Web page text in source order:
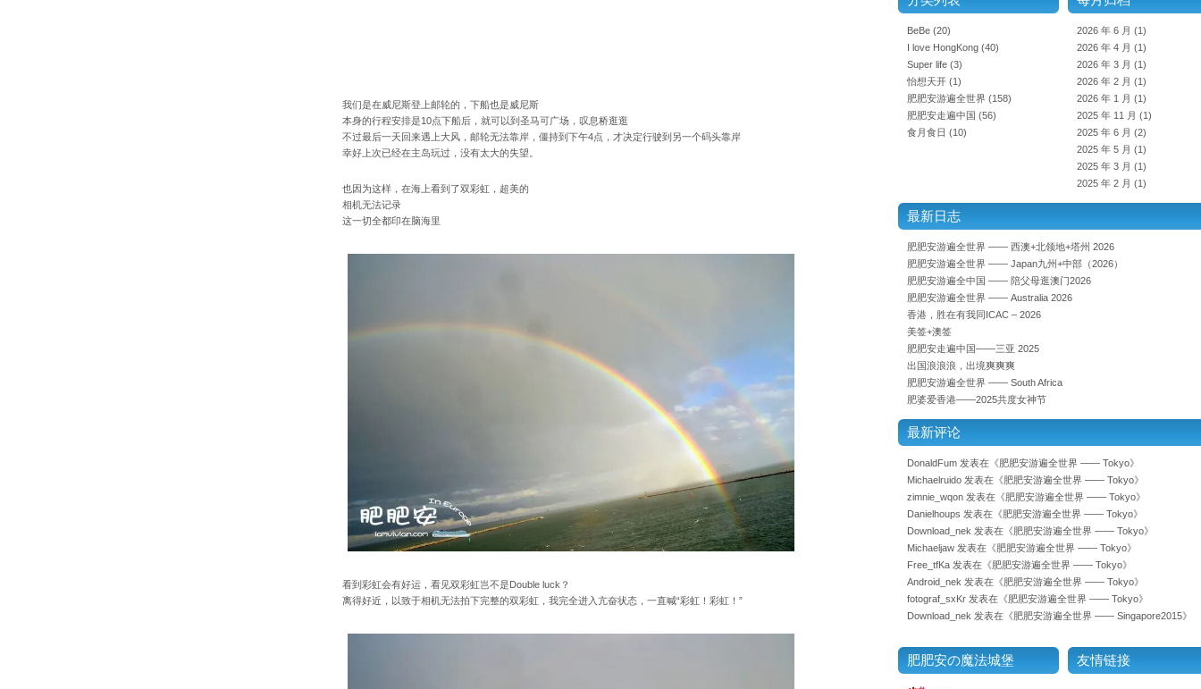
我们是在威尼斯登上邮轮的，下船也是威尼斯
本身的行程安排是10点下船后，就可以到圣马可广场，叹息桥逛逛
不过最后一天回来遇上大风，邮轮无法靠岸，僵持到下午4点，才决定行驶到另一个码头靠岸
幸好上次已经在主岛玩过，没有太大的失望。
也因为这样，在海上看到了双彩虹，超美的
相机无法记录
这一切全都印在脑海里
看到彩虹会有好运，看见双彩虹岂不是Double luck？
离得好近，以致于相机无法拍下完整的双彩虹，我完全进入亢奋状态，一直喊“彩虹！彩虹！”
BeBe(20)
I love HongKong(40)
Super life(3)
怡想天开(1)
肥肥安游遍全世界(158)
肥肥安走遍中国 (56)
食月食日 (10)
2026 年 6 月 (1)
2026 年 4 月 (1)
2026 年 3 月 (1)
2026 年 2 月 (1)
2026 年 1 月 (1)
2025 年 11 月 (1)
2025 年 6 月 (2)
2025 年 5 月 (1)
2025 年 3 月 (1)
2025 年 2 月 (1)
最新日志
肥肥安游遍全世界 —— 西澳+北领地+塔州 2026
肥肥安游遍全世界 —— Japan九州+中部（2026）
肥肥安游遍全中国 —— 陪父母逛澳门2026
肥肥安游遍全世界 —— Australia 2026
香港，胜在有我同ICAC – 2026
美签+澳签
肥肥安走遍中国——三亚 2025
出国浪浪浪，出境爽爽爽
肥肥安游遍全世界 —— South Africa
肥婆爱香港——2025共度女神节
最新评论
DonaldFum发表在《肥肥安游遍全世界 —— Tokyo》
Michaelruido发表在《肥肥安游遍全世界 —— Tokyo》
zimnie_wqon发表在《肥肥安游遍全世界 —— Tokyo》
Danielhoups 发表在《肥肥安游遍全世界 —— Tokyo》
Download_nek 发表在《肥肥安游遍全世界 —— Tokyo》
Michaeljaw发表在《肥肥安游遍全世界 —— Tokyo》
Free_tfKa发表在《肥肥安游遍全世界 —— Tokyo》
Android_nek 发表在《肥肥安游遍全世界 —— Tokyo》
fotograf_sxKr发表在《肥肥安游遍全世界 —— Tokyo》
Download_nek 发表在《肥肥安游遍全世界 —— Singapore2015》
肥肥安の魔法城堡 友情链接